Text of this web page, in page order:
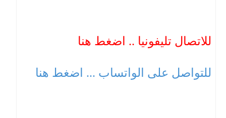
للاتصال تليفونيا .. اضغط هنا
للتواصل على الواتساب ... اضغط هنا